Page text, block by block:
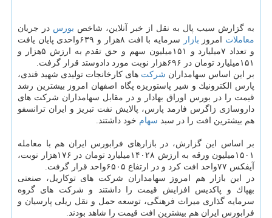
به گزارش سیب پال به نقل از خبر آنلاین، شاخص بورس در جریان
معاملات امروز بازار
سرمایه با افت ۸هزار و ۶۳۹واحدی پایان یافت
و تعداد ۷میلیارد و ۱۵۱میلیون سهم و حق تقدم به ارزش ۵هزار و
۱۵۱میلیارد تومان در ۶۹۶هزار نوبت مورد دادوستد قرار گرفت.
بر این اساس سهامداران شركت های كارخانجات تولیدی شهید قندی،
پارس الكترونیك و شیر پاستوریزه پگاه اصفهان امروز بیشترین رشد
قیمت را در بورس اوراق بهادار و در مقابل سهامداران شركت های
داروسازی زاگرس فارمد پارس، پالایش نفت تبریز و ایران ترانسفو
هم بیشترین افت را در سبد سهام خود داشتند.
بر اساس این گزارش، در بازارهای فرابورس ایران هم با معامله
۱۵۰۱میلیون ورقه به ارزش ۱۴۰۲۸میلیارد تومان در ۱۷۶هزار نوبت،
آیفكس ۷۷واحد افت كرد و در ارتفاع ۶۵۰۵واحد قرار گرفت.
در این بازار هم امروز سهامداران شركت های توكاریل، صنعتی
بهپاك و پاكدیس افزایش قیمت را داشتند و شركت های گروه
سرمایه گذاری میراث فرهنگی، توسعه حمل و نقل ریلی پارسیان و
فرابورس ایران هم بیشترین افت قیمت را شاهد بودند.